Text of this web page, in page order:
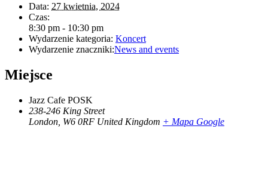
Data: 27 kwietnia, 2024
Czas:
8:30 pm - 10:30 pm
Wydarzenie kategoria: Koncert
Wydarzenie znaczniki:News and events
Miejsce
Jazz Cafe POSK
238-246 King Street
London W6 0RF United Kingdom + Mapa Google